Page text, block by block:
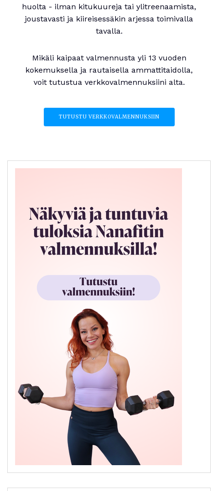
huolta - ilman kitukuureja tai ylitreenaamista,
joustavasti ja kiireisessäkin arjessa toimivalla
tavalla.
Mikäli kaipaat valmennusta yli 13 vuoden
kokemuksella ja rautaisella ammattitaidolla,
voit tutustua verkkovalmennuksiini alta.
TUTUSTU VERKKOVALMENNUKSIIN